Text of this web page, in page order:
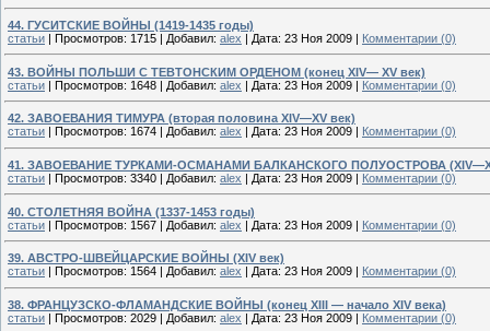
44. ГУСИТСКИЕ ВОЙНЫ (1419-1435 годы)
статьи | Просмотров: 1715 | Добавил: alex | Дата: 23 Ноя 2009 | Комментарии (0)
43. ВОЙНЫ ПОЛЬШИ С ТЕВТОНСКИМ ОРДЕНОМ (конец XIV— XV век)
статьи | Просмотров: 1648 | Добавил: alex | Дата: 23 Ноя 2009 | Комментарии (0)
42. ЗАВОЕВАНИЯ ТИМУРА (вторая половина XIV—XV век)
статьи
Просмотров: 1674 Добавил: alex Дата: 23 Ноя 2009 Комментарии (0)
41. ЗАВОЕВАНИЕ ТУРКАМИ-ОСМАНАМИ БАЛКАНСКОГО ПОЛУОСТРОВА
статьи | Просмотров: 3340 | Добавил: alex | Дата: 23 Ноя 2009 | Комментарии (0)
40. СТОЛЕТНЯЯ ВОЙНА (1337-1453 годы)
статьи | Просмотров: 1567 | Добавил: alex | Дата: 23 Ноя 2009 | Комментарии (0)
39. АВСТРО-ШВЕЙЦАРСКИЕ ВОЙНЫ (XIV век)
статьи | Просмотров: 1564 | Добавил: alex | Дата: 23 Ноя 2009 | Комментарии (0)
38. ФРАНЦУЗСКО-ФЛАМАНДСКИЕ ВОЙНЫ (конец XIII — начало XIV века)
статьи | Просмотров: 2029 | Добавил: alex | Дата: 23 Ноя 2009 | Комментарии (0)